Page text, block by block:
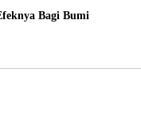
Bagi Bumi